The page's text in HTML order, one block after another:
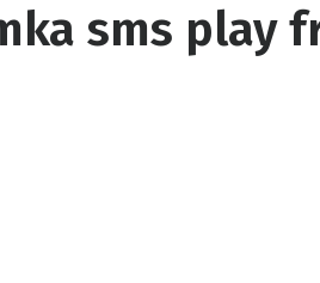
sms play